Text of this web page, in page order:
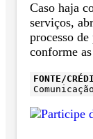
Caso haja
serviços,
processo
conforme
FONTE/